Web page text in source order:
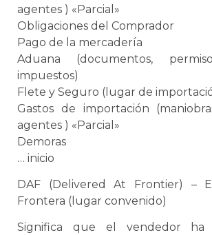
agentes ) «Parcial»
Obligaciones del Comprador
Pago de la mercadería
Aduana (documentos,
impuestos)
Flete y Seguro (lugar de
Gastos de importación
agentes ) «Parcial»
Demoras
… inicio
DAF (Delivered At Frontier) –
Frontera (lugar convenido)
Significa que el vendedor ha